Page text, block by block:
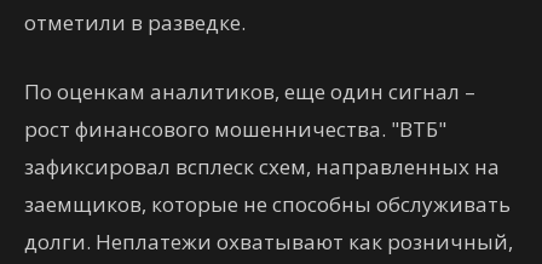
отметили в разведке.
По оценкам аналитиков, еще один сигнал –
рост финансового мошенничества. "ВТБ"
зафиксировал всплеск схем, направленных на
заемщиков, которые не способны обслуживать
долги. Неплатежи охватывают как розничный,